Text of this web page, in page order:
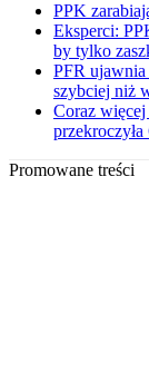
PPK
Eksperci:
by tylko
PFR
szybciej niż
Coraz
Promowane treści